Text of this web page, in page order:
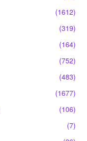
(1612)
(319)
(164)
(752)
(483)
(1677)
(106)
(7)